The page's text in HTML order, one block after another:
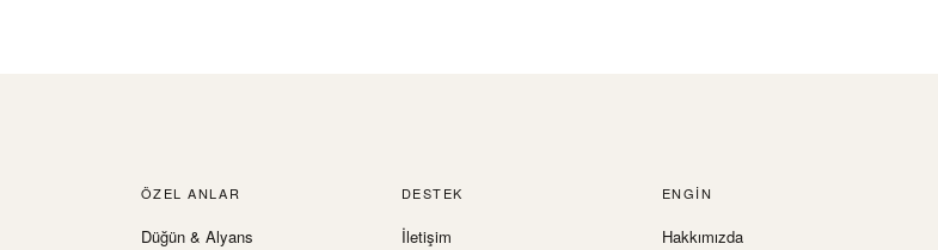
ÖZEL ANLAR
Düğün & Alyans
DESTEK
İletişim
ENGIN
Hakkımızda